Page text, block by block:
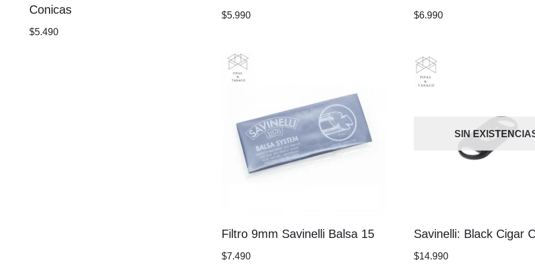
Conicas
$5.490
$5.990 $6.990
Filtro 9mm Savinelli Balsa 15
$7.490
SIN
Savinelli: Black Cigar
$14.990